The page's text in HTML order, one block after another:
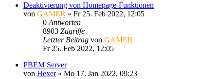
Deaktivierung von Homepage-Funktionen
von GAMER » Fr 25. Feb 2022, 12:05
0 Antworten
8903 Zugriffe
Letzter Beitrag von GAMER
Fr 25. Feb 2022, 12:05
PBEM Server
von Hexer» Mo 17. Jan 2022, 09:23